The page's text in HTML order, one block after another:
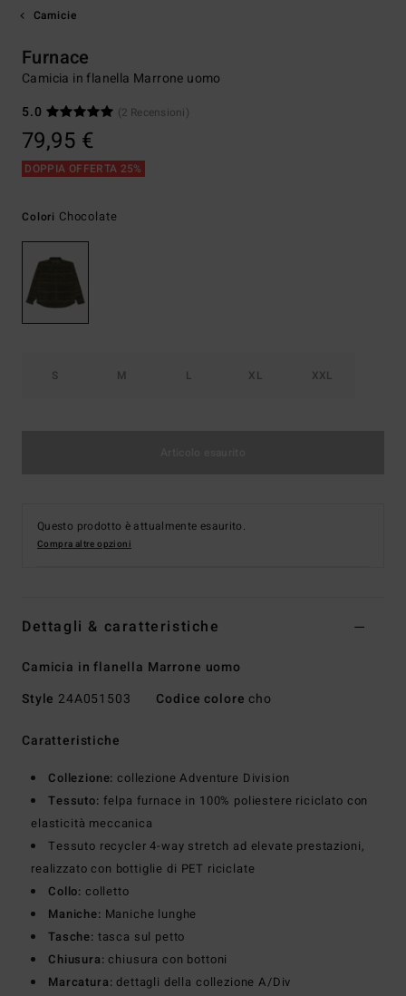
Camicie
Furnace
Camicia in flanella Marrone uomo
5.0
(2 Recensioni)
79,95 €
DOPPIA OFFERTA 25%
Colori Chocolate
S M L XL XXL
Questo prodotto è attualmente esaurito.
Compra altre opzioni
Dettagli & caratteristiche
Camicia in flanella Marrone uomo
Style 24A051503 Codice colore cho
Caratteristiche
Collezione: collezione Adventure Division
Tessuto: felpa furnace in 100% poliestere riciclato con
elasticità meccanica
Tessuto recycler 4-way stretch ad elevate prestazioni,
realizzato con bottiglie di PET riciclate
Collo: colletto
Maniche: Maniche lunghe
Tasche: tasca sul petto
Chiusura: chiusura con bottoni
Marcatura: dettagli della collezione A/Div